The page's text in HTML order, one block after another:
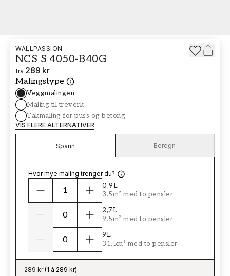
WALLPASSION
NCS S 4050-B40G
fra 289 kr
Malingstype
Veggmalingen
Maling til treverk
Takmaling for puss og betong
VIS FLERE ALTERNATIVER
Spann Beregn
Hvor mye maling trenger du?
0,9L
3.5m² med to pensler
2,7L
9.5m² med to pensler
9L
31.5m² med to pensler
289 kr(1 á 289 kr)